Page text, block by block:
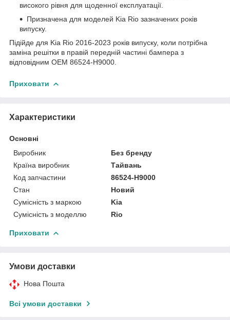
високого рівня для щоденної експлуатації.
Призначена для моделей Kia Rio зазначених років
випуску.
Підійде для Kia Rio 2016-2023 років випуску, коли потрібна
заміна решітки в правій передній частині бампера з
відповідним OEM 86524-H9000.
Приховати
Характеристики
Основні
Виробник
Без бренду
Країна виробник
Тайвань
Код запчастини
86524-H9000
Стан
Новий
Сумісність з маркою
Kia
Сумісність з моделлю
Rio
Приховати
Умови доставки
Нова Пошта
Всі умови доставки